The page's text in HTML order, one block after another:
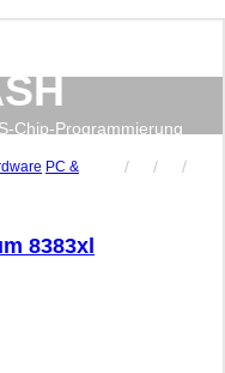
Chip-Programmierung
PC &
8383xl